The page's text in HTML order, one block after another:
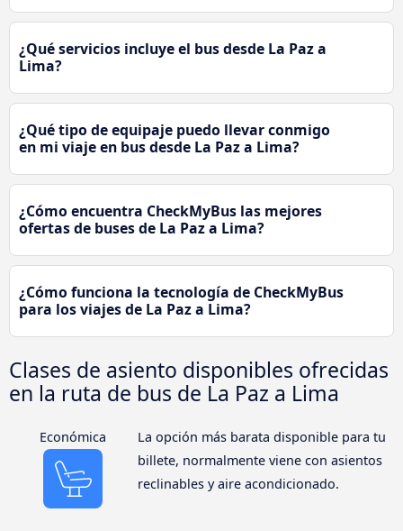
¿Qué servicios incluye el bus desde La Paz a
Lima?
¿Qué tipo de equipaje puedo llevar conmigo
en mi viaje en bus desde La Paz a Lima?
¿Cómo encuentra CheckMyBus las mejores
ofertas de buses de La Paz a Lima?
¿Cómo funciona la tecnología de CheckMyBus
para los viajes de La Paz a Lima?
Clases de asiento disponibles ofrecidas
en la ruta de bus de La Paz a Lima
Económica
La opción más barata disponible para tu
billete, normalmente viene con asientos
reclinables y aire acondicionado.